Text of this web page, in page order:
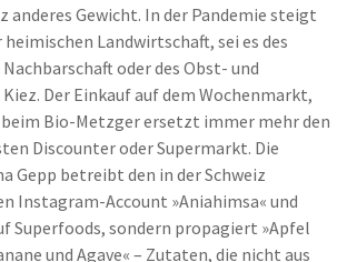
anderes Gewicht. In der Pandemie steigt
Landwirtschaft, sei es des
oder des Obst- und
Der Einkauf auf dem Wochenmarkt,
Bio-Metzger ersetzt immer mehr den
Discounter oder Supermarkt. Die
Gepp betreibt den in der Schweiz
Instagram-Account »Aniahimsa« und
Superfoods, sondern propagiert »Apfel
und Agave« – Zutaten, die nicht aus